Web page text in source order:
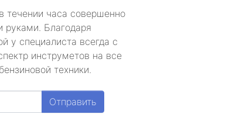
течении часа совершенно
руками. Благодаря
у специалиста всегда с
инструметов на все
техники.
Отправить